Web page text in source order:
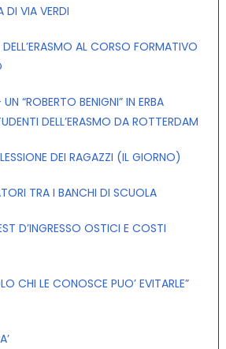
DI VIA VERDI
DELL’ERASMO AL CORSO FORMATIVO
“ROBERTO BENIGNI” IN ERBA
DELL’ERASMO DA ROTTERDAM
DEI RAGAZZI (IL GIORNO)
TRA I BANCHI DI SCUOLA
D’INGRESSO OSTICI E COSTI
CHI LE CONOSCE PUO’ EVITARLE”